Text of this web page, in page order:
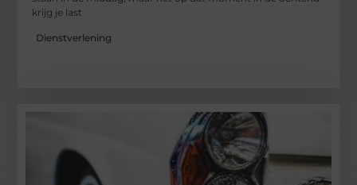
krijg je last
Dienstverlening